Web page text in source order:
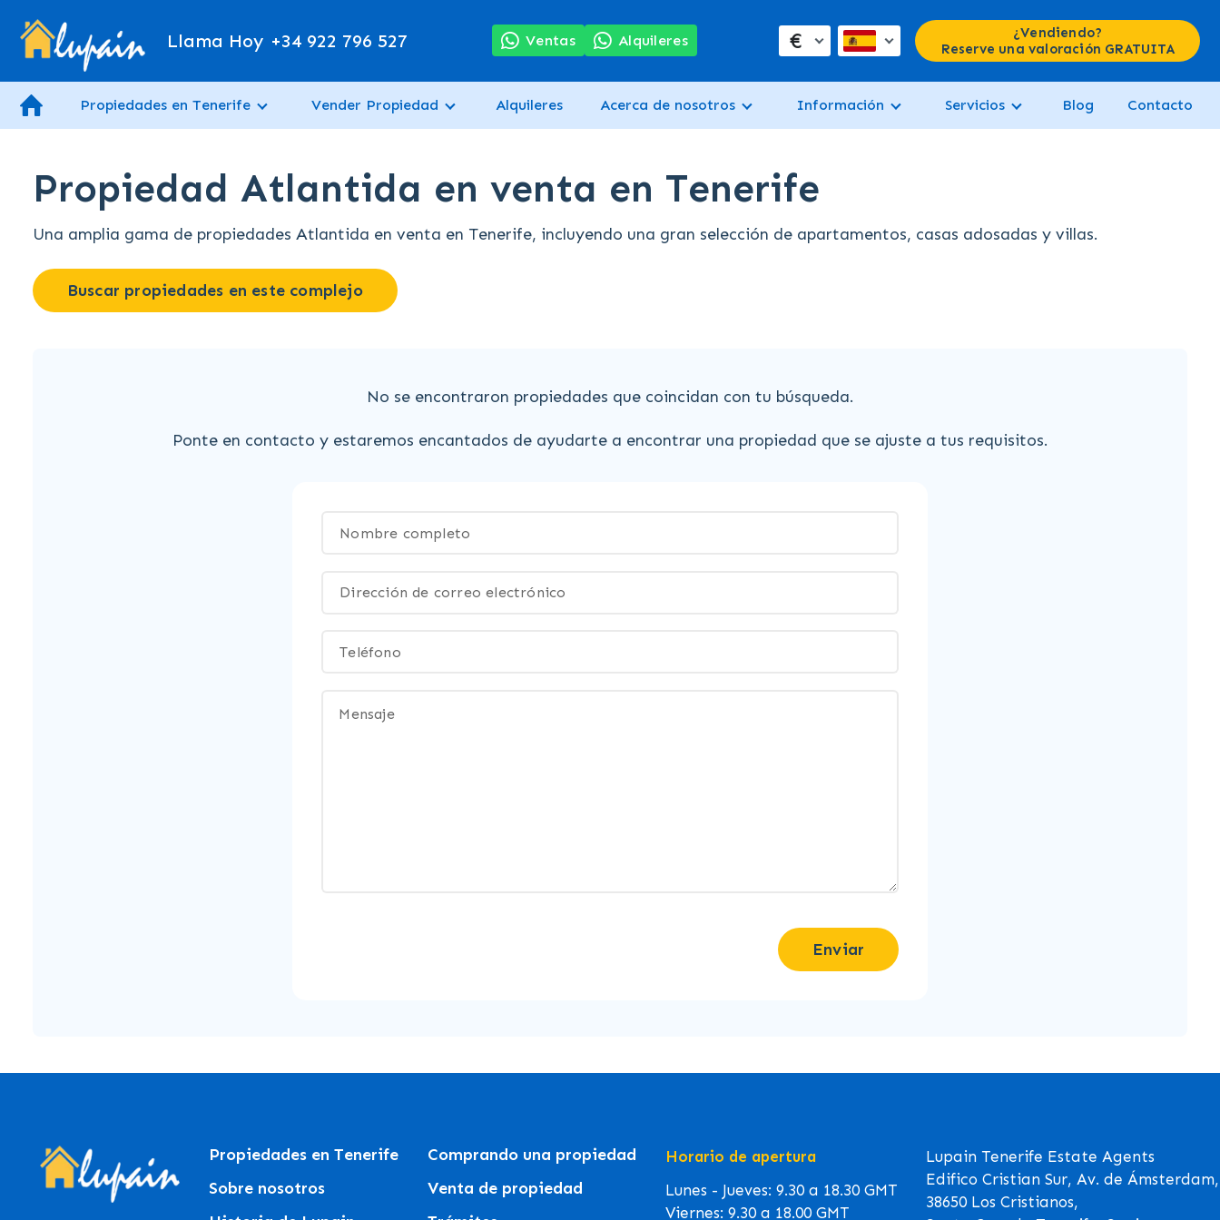
Llama Hoy +34 922 796 527 Ventas Alquileres €
¿Vendiendo?
Reserve una valoración GRATUITA
Propiedades en Tenerife Vender Propiedad Alquileres Acerca de nosotros Información Servicios Blog Contacto
Propiedad Atlantida en venta en Tenerife
Una amplia gama de propiedades Atlantida en venta en Tenerife, incluyendo una gran selección de apartamentos, casas adosadas y villas.
Buscar propiedades en este complejo
No se encontraron propiedades que coincidan con tu búsqueda.
Ponte en contacto y estaremos encantados de ayudarte a encontrar una propiedad que se ajuste a tus requisitos.
Enviar
Propiedades en Tenerife
Sobre nosotros
Comprando una propiedad
Venta de propiedad
Horario de apertura
Lunes - Jueves: 9.30 a 18.30 GMT
Viernes: 9.30 a 18.00 GMT
Lupain Tenerife Estate Agents
Edifico Cristian Sur, Av. de
38650 Los Cristianos,